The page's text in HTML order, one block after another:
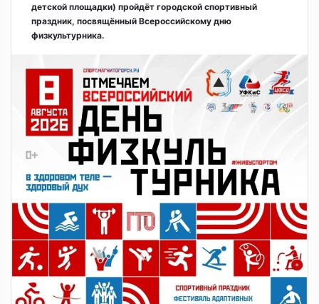
детской площадки) пройдёт городской спортивный
праздник, посвящённый Всероссийскому дню
физкультурника.